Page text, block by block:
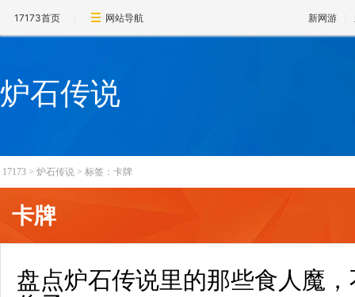
17173首页 网站导航 新网游
炉石传说
17173 > 炉石传说 > 标签：卡牌
卡牌
盘点炉石传说里的那些食人魔